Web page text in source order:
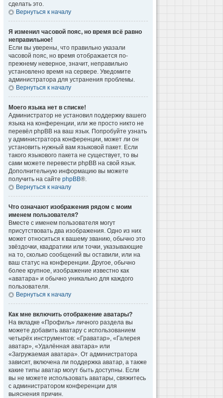
сделать это.
Вернуться к началу
Я изменил часовой пояс, но время всё равно
неправильное!
Если вы уверены, что правильно указали
часовой пояс, но время отображается по-
прежнему неверное, значит, неправильно
установлено время на сервере. Уведомите
администратора для устранения проблемы.
Вернуться к началу
Моего языка нет в списке!
Администратор не установил поддержку вашего
языка на конференции, или же просто никто не
перевёл phpBB на ваш язык. Попробуйте узнать
у администратора конференции, может ли он
установить нужный вам языковой пакет. Если
такого языкового пакета не существует, то вы
сами можете перевести phpBB на свой язык.
Дополнительную информацию вы можете
получить на сайте phpBB®.
Вернуться к началу
Что означают изображения рядом с моим
именем пользователя?
Вместе с именем пользователя могут
присутствовать два изображения. Одно из них
может относиться к вашему званию, обычно это
звёздочки, квадратики или точки, указывающие
на то, сколько сообщений вы оставили, или на
ваш статус на конференции. Другое, обычно
более крупное, изображение известно как
«аватара» и обычно уникально для каждого
пользователя.
Вернуться к началу
Как мне включить отображение аватары?
На вкладке «Профиль» личного раздела вы
можете добавить аватару с использованием
четырёх инструментов: «Граватар», «Галерея
аватар», «Удалённая аватара» или
«Загружаемая аватара». От администратора
зависит, включена ли поддержка аватар, а также
какие типы аватар могут быть доступны. Если
вы не можете использовать аватары, свяжитесь
с администратором конференции для
выяснения причин.